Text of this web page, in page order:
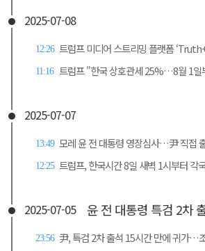
2025-07-08
12:26 트럼프 미디어 스트리밍 플랫폼
11:16 트럼프 "한국 상호관세 25%…8월 1일
2025-07-07
13:49 모레 윤 전 대통령 영장심사…尹 직접
12:25 트럼프, 한국시간 8일 새벽 1시부터 각
2025-07-05 윤 전 대통령 특검 2차
23:56 尹, 특검 2차 출석 15시간 만에 귀가…